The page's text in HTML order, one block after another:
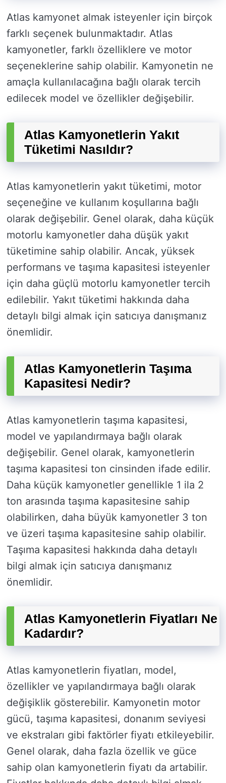
Atlas kamyonet almak isteyenler için birçok
farklı seçenek bulunmaktadır. Atlas
kamyonetler, farklı özelliklere ve motor
seçeneklerine sahip olabilir. Kamyonetin ne
amaçla kullanılacağına bağlı olarak tercih
edilecek model ve özellikler değişebilir.
Atlas Kamyonetlerin Yakıt
Tüketimi Nasıldır?
Atlas kamyonetlerin yakıt tüketimi, motor
seçeneğine ve kullanım koşullarına bağlı
olarak değişebilir. Genel olarak, daha küçük
motorlu kamyonetler daha düşük yakıt
tüketimine sahip olabilir. Ancak, yüksek
performans ve taşıma kapasitesi isteyenler
için daha güçlü motorlu kamyonetler tercih
edilebilir. Yakıt tüketimi hakkında daha
detaylı bilgi almak için satıcıya danışmanız
önemlidir.
Atlas Kamyonetlerin Taşıma
Kapasitesi Nedir?
Atlas kamyonetlerin taşıma kapasitesi,
model ve yapılandırmaya bağlı olarak
değişebilir. Genel olarak, kamyonetlerin
taşıma kapasitesi ton cinsinden ifade edilir.
Daha küçük kamyonetler genellikle 1 ila 2
ton arasında taşıma kapasitesine sahip
olabilirken, daha büyük kamyonetler 3 ton
ve üzeri taşıma kapasitesine sahip olabilir.
Taşıma kapasitesi hakkında daha detaylı
bilgi almak için satıcıya danışmanız
önemlidir.
Atlas Kamyonetlerin Fiyatları Ne
Kadardır?
Atlas kamyonetlerin fiyatları, model,
özellikler ve yapılandırmaya bağlı olarak
değişiklik gösterebilir. Kamyonetin motor
gücü, taşıma kapasitesi, donanım seviyesi
ve ekstraları gibi faktörler fiyatı etkileyebilir.
Genel olarak, daha fazla özellik ve güce
sahip olan kamyonetlerin fiyatı da artabilir.